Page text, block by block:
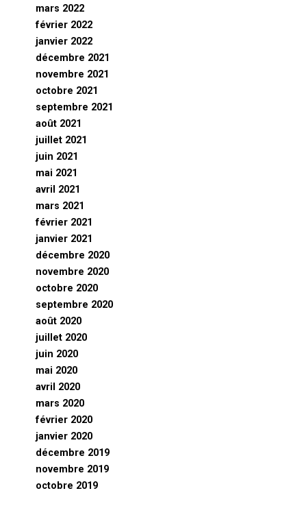
mars 2022
février 2022
janvier 2022
décembre 2021
novembre 2021
octobre 2021
septembre 2021
août 2021
juillet 2021
juin 2021
mai 2021
avril 2021
mars 2021
février 2021
janvier 2021
décembre 2020
novembre 2020
octobre 2020
septembre 2020
août 2020
juillet 2020
juin 2020
mai 2020
avril 2020
mars 2020
février 2020
janvier 2020
décembre 2019
novembre 2019
octobre 2019